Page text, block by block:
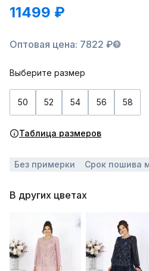
11499 ₽
Оптовая цена: 7822 ₽
Выберите размер
50 52 54 56 58
Таблица размеров
Без примерки Срок пошива
В других цветах